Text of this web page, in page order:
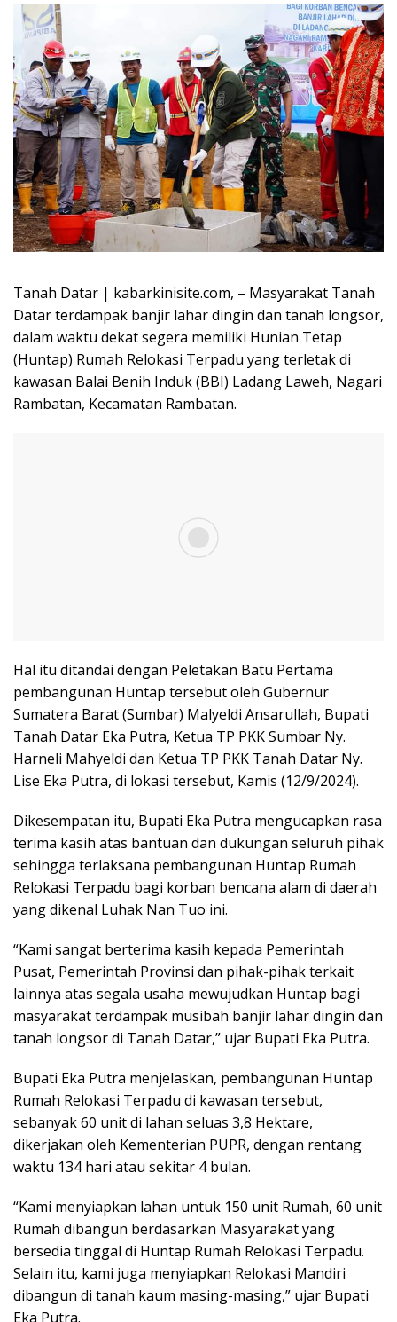
Tanah Datar | kabarkinisite.com, – Masyarakat Tanah
Datar terdampak banjir lahar dingin dan tanah longsor,
dalam waktu dekat segera memiliki Hunian Tetap
(Huntap) Rumah Relokasi Terpadu yang terletak di
kawasan Balai Benih Induk (BBI) Ladang Laweh, Nagari
Rambatan, Kecamatan Rambatan.
Hal itu ditandai dengan Peletakan Batu Pertama
pembangunan Huntap tersebut oleh Gubernur
Sumatera Barat (Sumbar) Malyeldi Ansarullah, Bupati
Tanah Datar Eka Putra, Ketua TP PKK Sumbar Ny.
Harneli Mahyeldi dan Ketua TP PKK Tanah Datar Ny.
Lise Eka Putra, di lokasi tersebut, Kamis (12/9/2024).
Dikesempatan itu, Bupati Eka Putra mengucapkan rasa
terima kasih atas bantuan dan dukungan seluruh pihak
sehingga terlaksana pembangunan Huntap Rumah
Relokasi Terpadu bagi korban bencana alam di daerah
yang dikenal Luhak Nan Tuo ini.
“Kami sangat berterima kasih kepada Pemerintah
Pusat, Pemerintah Provinsi dan pihak-pihak terkait
lainnya atas segala usaha mewujudkan Huntap bagi
masyarakat terdampak musibah banjir lahar dingin dan
tanah longsor di Tanah Datar,” ujar Bupati Eka Putra.
Bupati Eka Putra menjelaskan, pembangunan Huntap
Rumah Relokasi Terpadu di kawasan tersebut,
sebanyak 60 unit di lahan seluas 3,8 Hektare,
dikerjakan oleh Kementerian PUPR, dengan rentang
waktu 134 hari atau sekitar 4 bulan.
“Kami menyiapkan lahan untuk 150 unit Rumah, 60 unit
Rumah dibangun berdasarkan Masyarakat yang
bersedia tinggal di Huntap Rumah Relokasi Terpadu.
Selain itu, kami juga menyiapkan Relokasi Mandiri
dibangun di tanah kaum masing-masing,” ujar Bupati
Eka Putra.